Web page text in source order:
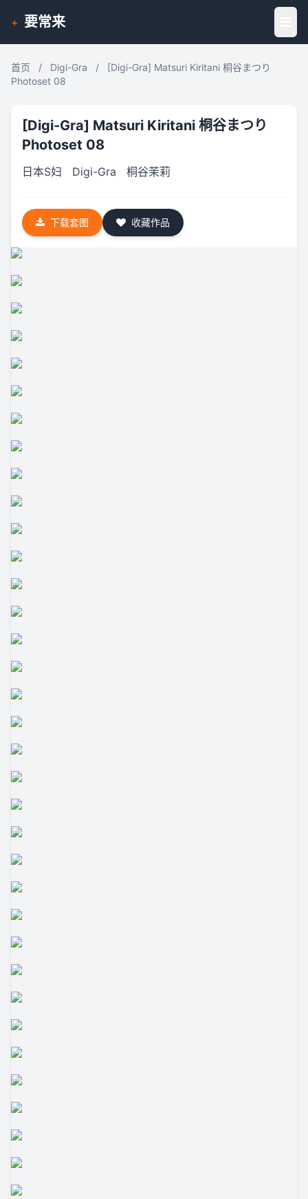
+ 要常来
首页 / Digi-Gra /
[Digi-Gra] Matsuri Kiritani 桐谷まつり
Photoset 08
[Digi-Gra] Matsuri Kiritani 桐谷まつり
Photoset 08
日本S妇 Digi-Gra 桐谷茉莉
下载套图 收藏作品